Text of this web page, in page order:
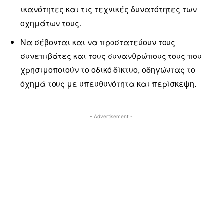
ικανότητες και τις τεχνικές δυνατότητες των
οχημάτων τους.
Να σέβονται και να προστατεύουν τους
συνεπιβάτες και τους συνανθρώπους τους που
χρησιμοποιούν το οδικό δίκτυο, οδηγώντας το
όχημά τους με υπευθυνότητα και περίσκεψη.
- Advertisement -